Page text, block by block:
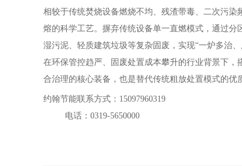
相较于传统焚烧设备燃烧不均、残渣带毒、二次污
熔的科学工艺。摒弃传统设备单一直燃模式，通过
湿污泥、轻质建筑垃圾等复杂固废，实现“一炉多治
在环保管控趋严、固废处置成本攀升的行业背景下
合治理的核心装备，也是替代传统粗放处置模式的优
约翰节能联系方式：15097960319
电话：0319-5650000